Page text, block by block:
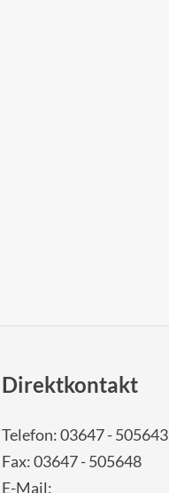
Direktkontakt
Telefon: 03647 - 505643
Fax: 03647 - 505648
E-Mail: